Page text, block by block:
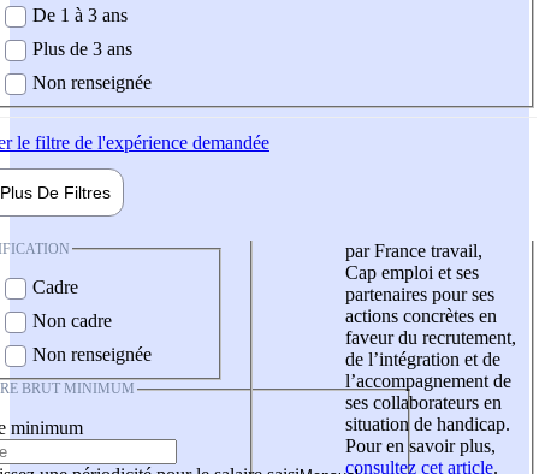
De 1 à 3 ans
Plus de 3 ans
Non renseignée
le filtre de l'expérience demandée
Plus De Filtres
Cadre
Non cadre
Non renseignée
BRUT MINIMUM
minimum
par France travail,
Cap emploi et ses
partenaires pour ses
actions concrètes en
faveur du recrutement,
de l’intégration et de
l’accompagnement de
ses collaborateurs en
situation de handicap.
Pour en savoir plus,
consultez cet article.